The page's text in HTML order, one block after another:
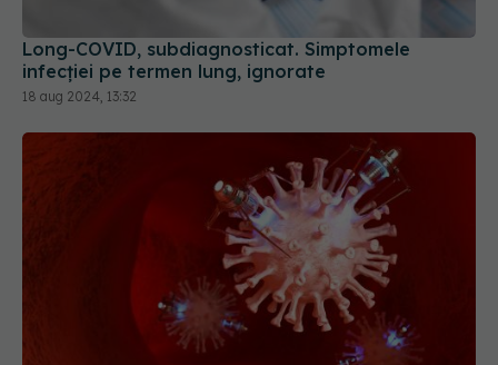
Long-COVID, subdiagnosticat. Simptomele
infecției pe termen lung, ignorate
18 aug 2024, 13:32